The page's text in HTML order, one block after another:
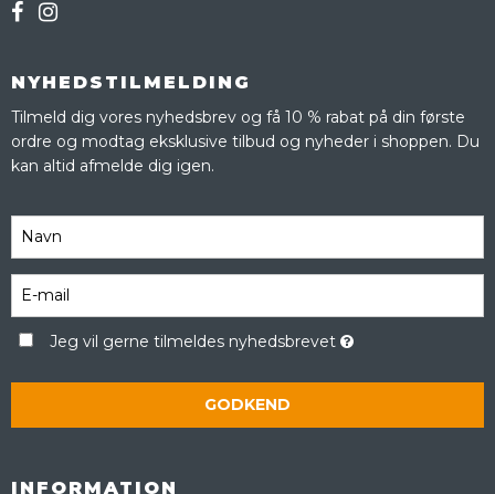
NYHEDSTILMELDING
Tilmeld dig vores nyhedsbrev og få 10 % rabat på din første
ordre og modtag eksklusive tilbud og nyheder i shoppen. Du
kan altid afmelde dig igen.
Jeg vil gerne tilmeldes nyhedsbrevet
GODKEND
INFORMATION